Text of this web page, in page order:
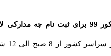
پذیرفته شدگان کنکور 99 برای ثبت نام چه مدارکی لازم
با برترین مشاوران تحصیلی در سراسر کشور از 8 صبح الی 12 شب